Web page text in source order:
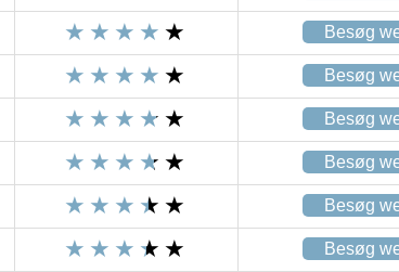
Besøg
Besøg
Besøg
Besøg
Besøg
Besøg